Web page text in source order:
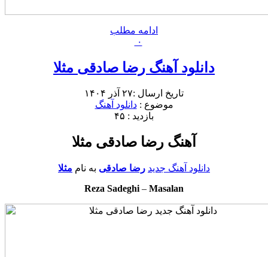
ادامه مطلب
۰
دانلود آهنگ رضا صادقی مثلا
تاریخ ارسال :۲۷ آذر ۱۴۰۴
موضوع :دانلود آهنگ
بازدید : ۴۵
آهنگ رضا صادقی مثلا
دانلود آهنگ جدید رضا صادقی به نام مثلا
Reza Sadeghi – Masalan